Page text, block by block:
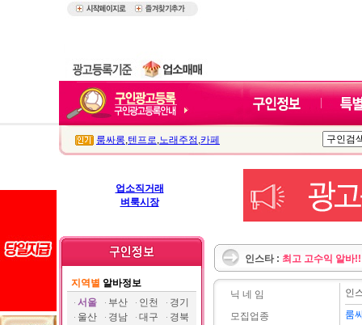
룸싸롱,텐프로,노래주점 ,카페
업소직거래
벼룩시장
지역별 알바정보
서울
부산 인천
경기
울산
경남 대구
경북
인스타 : 최고 고수익 알바
닉 네 임
모집업종
인
룸